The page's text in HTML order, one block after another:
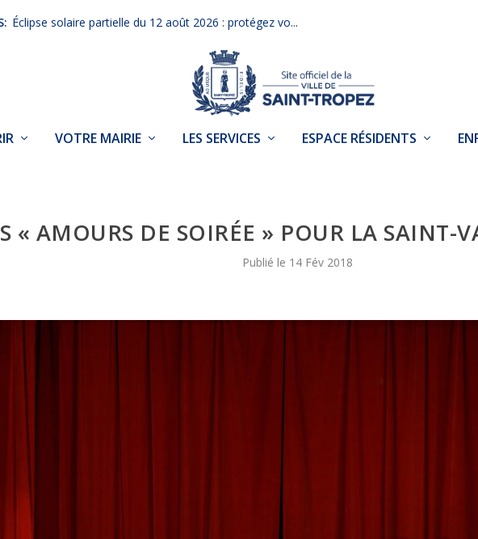
Éclipse solaire partielle du 12 août 2026 : protégez vo...
VOTRE MAIRIE LES SERVICES ESPACE RÉSIDENTS
« AMOURS DE SOIRÉE » POUR LA SAINT-
14 Fév 2018